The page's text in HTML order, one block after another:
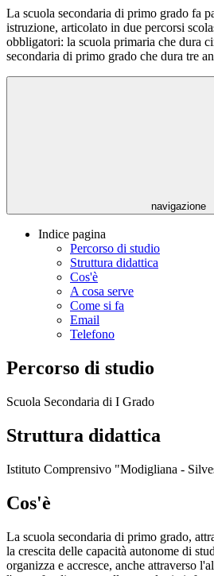
La scuola secondaria di primo grado fa
istruzione, articolato in due percorsi
obbligatori: la scuola primaria che dura
secondaria di primo grado che dura tre
navigazione
Indice pagina
Percorso di studio
Struttura didattica
Cos'è
A cosa serve
Come si fa
Email
Telefono
Percorso di studio
Scuola Secondaria di I Grado
Struttura didattica
Istituto Comprensivo "Modigliana -
Cos'è
La scuola secondaria di primo grado,
la crescita delle capacità autonome di
organizza e accresce, anche attraverso